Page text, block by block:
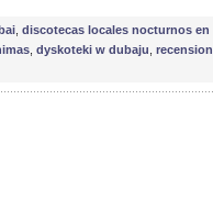
discotecas locales nocturnos en
dyskoteki w dubaju